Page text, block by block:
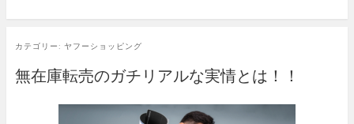
カテゴリー: ヤフーショッピング
無在庫転売のガチリアルな実情とは！！